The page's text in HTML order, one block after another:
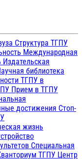
Структура ТГПУ
Международная
Издательская
библиотека
ТГПУ в
Прием в ТГПУ
достижения Стоп-
жизнь
Специальная
ТГПУ Центр